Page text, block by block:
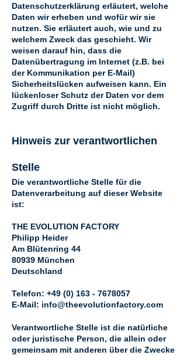
Datenschutzerklärung erläutert, welche
Daten wir erheben und wofür wir sie
nutzen. Sie erläutert auch, wie und zu
welchem Zweck das geschieht. Wir
weisen darauf hin, dass die
Datenübertragung im Internet (z.B. bei
der Kommunikation per E-Mail)
Sicherheitslücken aufweisen kann. Ein
lückenloser Schutz der Daten vor dem
Zugriff durch Dritte ist nicht möglich.
Hinweis zur verantwortlichen
Stelle
Die verantwortliche Stelle für die
Datenverarbeitung auf dieser Website
ist:
THE EVOLUTION FACTORY
Philipp Heider
Am Blütenring 44
80939 München
Deutschland
Telefon: +49 (0) 163 - 7678057
E-Mail: info@theevolutionfactory.com
Verantwortliche Stelle ist die natürliche
oder juristische Person, die allein oder
gemeinsam mit anderen über die Zwecke